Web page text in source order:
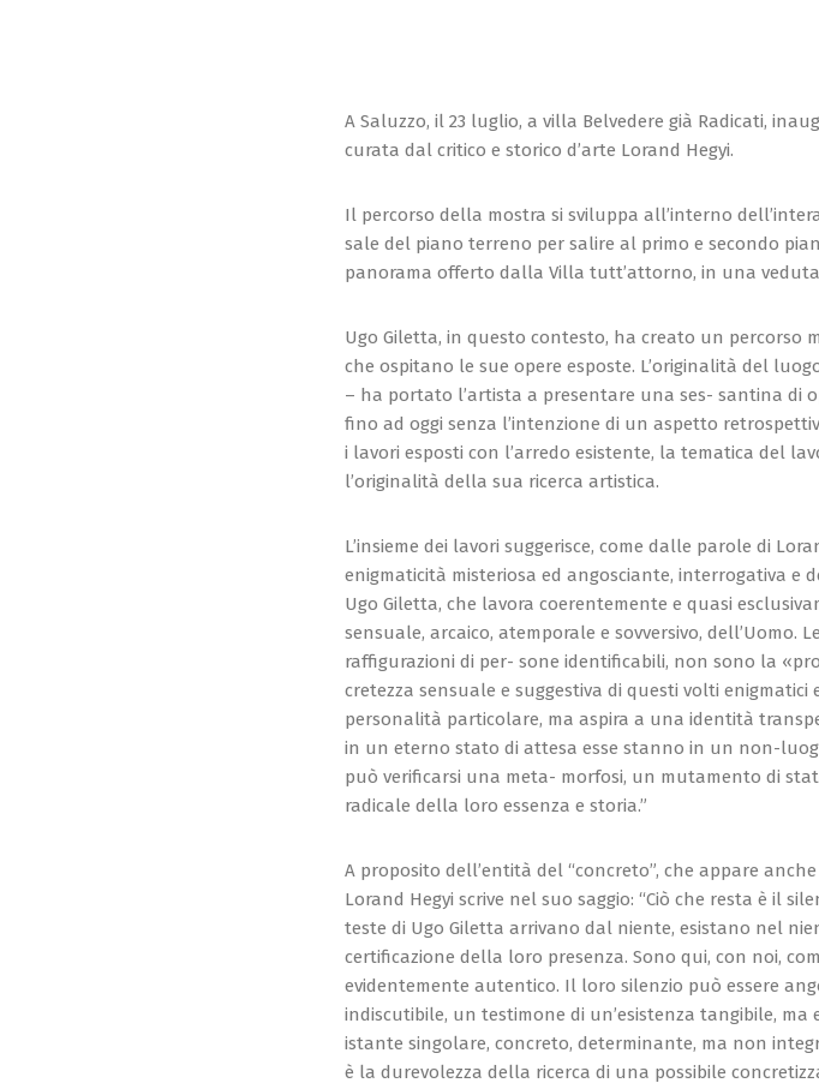
A Saluzzo, il 23 luglio, a villa Belvedere già Radicati,
curata dal critico e storico d’arte Lorand Hegyi.
Il percorso della mostra si sviluppa all’interno
sale del piano terreno per salire al primo e secondo
panorama offerto dalla Villa tutt’attorno, in una
Ugo Giletta, in questo contesto, ha creato un percorso
che ospitano le sue opere esposte. L’originalità del
– ha portato l’artista a presentare una ses- santina di
fino ad oggi senza l’intenzione di un aspetto
i lavori esposti con l’arredo esistente, la tematica del
l’originalità della sua ricerca artistica.
L’insieme dei lavori suggerisce, come dalle parole di
enigmaticità misteriosa ed angosciante, interrogativa e
Ugo Giletta, che lavora coerentemente e quasi
sensuale, arcaico, atemporale e sovversivo,
raffigurazioni di per- sone identificabili, non sono la
cretezza sensuale e suggestiva di questi volti
personalità particolare, ma aspira a una identità
in un eterno stato di attesa esse stanno in un non-
può verificarsi una meta- morfosi, un mutamento di
radicale della loro essenza e storia.”
A proposito dell’entità del “concreto”, che appare
Lorand Hegyi scrive nel suo saggio: “Ciò che resta è il
teste di Ugo Giletta arrivano dal niente, esistano nel
certificazione della loro presenza. Sono qui, con noi,
evidentemente autentico. Il loro silenzio può essere
indiscutibile, un testimone di un’esistenza tangibile,
istante singolare, concreto, determinante, ma non
è la durevolezza della ricerca di una possibile